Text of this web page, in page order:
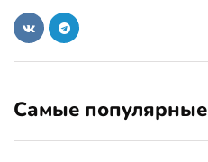
Самые популярные